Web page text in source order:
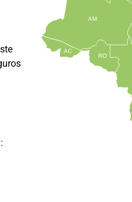
AM
AC
RO